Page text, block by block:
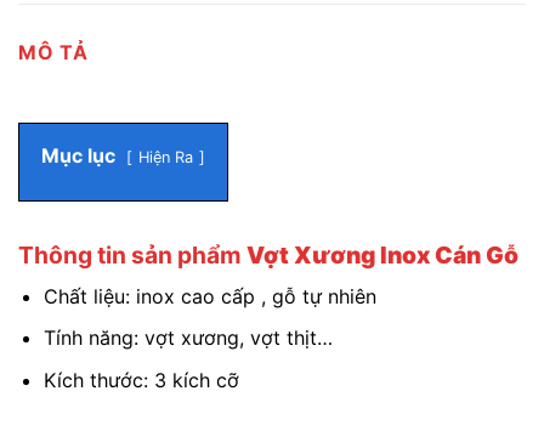
MÔ TẢ
Mục lục Hiện Ra
Thông tin sản phẩm Vợt Xương Inox Cán Gỗ
Chất liệu: inox cao cấp , gỗ tự nhiên
Tính năng: vợt xương, vợt thịt…
Kích thước: 3 kích cỡ